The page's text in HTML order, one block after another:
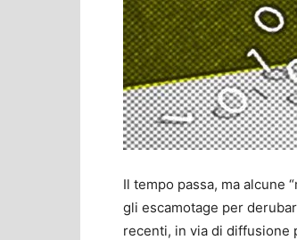
Il tempo passa, ma alcune
gli escamotage per
recenti, in via di diffusione